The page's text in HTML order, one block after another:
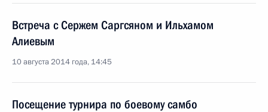
Встреча с Сержем Саргсяном и Ильхамом
Алиевым
10 августа 2014 года, 14:45
Посещение турнира по боевому самбо